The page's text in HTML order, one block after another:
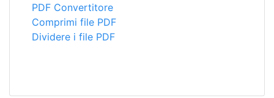
PDF Convertitore
Comprimi file PDF
Dividere i file PDF